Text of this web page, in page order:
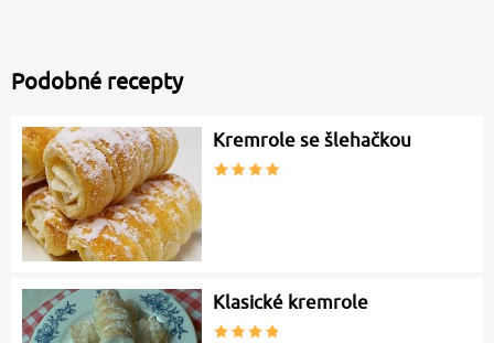
Podobné recepty
Kremrole se šlehačkou
Klasické kremrole